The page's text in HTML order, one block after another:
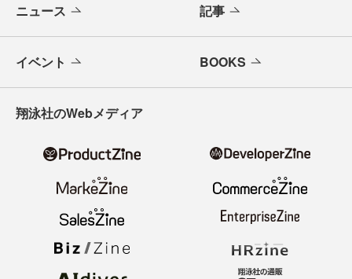
ニュース 記事
イベント BOOKS
翔泳社のWebメディア